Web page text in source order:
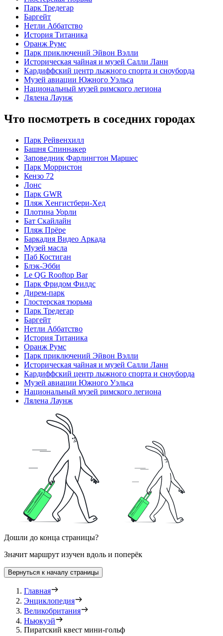
Парк Тредегар
Баргейт
Нетли Аббатство
История Титаника
Оранж Румс
Парк приключений Эйвон Вэлли
Историческая чайная и музей Салли Ланн
Кардиффский центр лыжного спорта и сноуборда
Музей авиации Южного Уэльса
Национальный музей римского легиона
Лялена Лаунж
Что посмотреть в соседних городах
Парк Рейвенхилл
Башня Спиннакер
Заповедник Фарлингтон Маршес
Парк Морристон
Кензо 72
Лонс
Парк GWR
Пляж Хенгистбери-Хед
Плотина Уорли
Бат Скайлайн
Пляж Прёре
Баркадия Видео Аркада
Музей масла
Паб Костиган
Блэк-Эбби
Le QG Rooftop Bar
Парк Фридом Филдс
Дирем-парк
Глостерская тюрьма
Парк Тредегар
Баргейт
Нетли Аббатство
История Титаника
Оранж Румс
Парк приключений Эйвон Вэлли
Историческая чайная и музей Салли Ланн
Кардиффский центр лыжного спорта и сноуборда
Музей авиации Южного Уэльса
Национальный музей римского легиона
Лялена Лаунж
Дошли до конца страницы?
Значит маршрут изучен вдоль и поперёк
Вернуться к началу страницы
Главная
Энциклопедия
Великобритания
Ньюкуэй
Пиратский квест мини-гольф